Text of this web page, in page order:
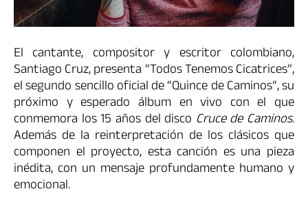
El cantante, compositor y escritor colombiano,
Santiago Cruz, presenta “Todos Tenemos Cicatrices”,
el segundo sencillo oficial de “Quince de Caminos”, su
próximo y esperado álbum en vivo con el que
conmemora los 15 años del disco Cruce de Caminos.
Además de la reinterpretación de los clásicos que
componen el proyecto, esta canción es una pieza
inédita, con un mensaje profundamente humano y
emocional.